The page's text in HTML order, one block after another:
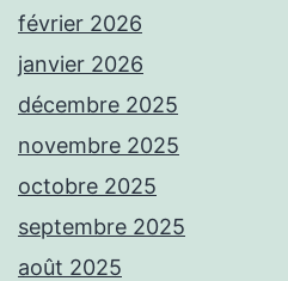
février 2026
janvier 2026
décembre 2025
novembre 2025
octobre 2025
septembre 2025
août 2025